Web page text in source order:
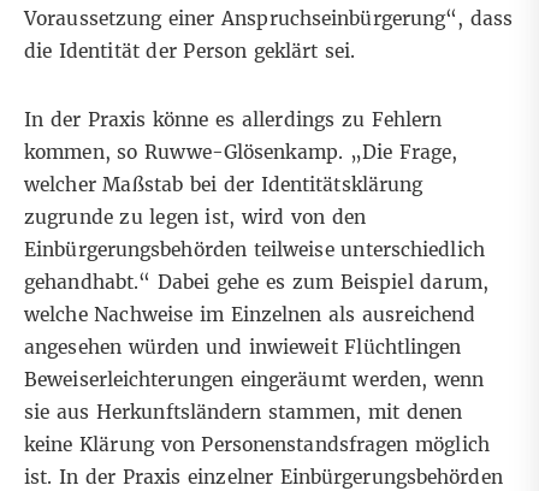
Voraussetzung einer Anspruchseinbürgerung“, dass
die Identität der Person geklärt sei.
In der Praxis könne es allerdings zu Fehlern
kommen, so Ruwwe-Glösenkamp. „Die Frage,
welcher Maßstab bei der Identitätsklärung
zugrunde zu legen ist, wird von den
Einbürgerungsbehörden teilweise unterschiedlich
gehandhabt.“ Dabei gehe es zum Beispiel darum,
welche Nachweise im Einzelnen als ausreichend
angesehen würden und inwieweit Flüchtlingen
Beweiserleichterungen eingeräumt werden, wenn
sie aus Herkunftsländern stammen, mit denen
keine Klärung von Personenstandsfragen möglich
ist. In der Praxis einzelner Einbürgerungsbehörden